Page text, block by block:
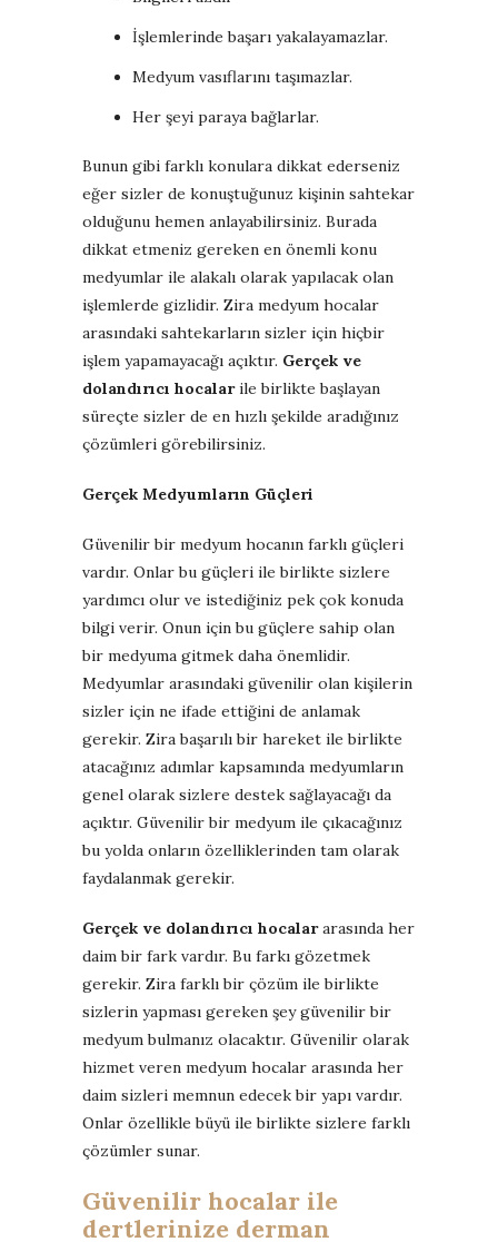
İşlemlerinde başarı yakalayamazlar.
Medyum vasıflarını taşımazlar.
Her şeyi paraya bağlarlar.
Bunun gibi farklı konulara dikkat ederseniz
eğer sizler de konuştuğunuz kişinin sahtekar
olduğunu hemen anlayabilirsiniz. Burada
dikkat etmeniz gereken en önemli konu
medyumlar ile alakalı olarak yapılacak olan
işlemlerde gizlidir. Zira medyum hocalar
arasındaki sahtekarların sizler için hiçbir
işlem yapamayacağı açıktır. Gerçek ve
dolandırıcı hocalarile birlikte başlayan
süreçte sizler de en hızlı şekilde aradığınız
çözümleri görebilirsiniz.
Gerçek Medyumların Güçleri
Güvenilir bir medyum hocanın farklı güçleri
vardır. Onlar bu güçleri ile birlikte sizlere
yardımcı olur ve istediğiniz pek çok konuda
bilgi verir. Onun için bu güçlere sahip olan
bir medyuma gitmek daha önemlidir.
Medyumlar arasındaki güvenilir olan kişilerin
sizler için ne ifade ettiğini de anlamak
gerekir. Zira başarılı bir hareket ile birlikte
atacağınız adımlar kapsamında medyumların
genel olarak sizlere destek sağlayacağı da
açıktır. Güvenilir bir medyum ile çıkacağınız
bu yolda onların özelliklerinden tam olarak
faydalanmak gerekir.
Gerçek ve dolandırıcı hocalararasında her
daim bir fark vardır. Bu farkı gözetmek
gerekir. Zira farklı bir çözüm ile birlikte
sizlerin yapması gereken şey güvenilir bir
medyum bulmanız olacaktır. Güvenilir olarak
hizmet veren medyum hocalar arasında her
daim sizleri memnun edecek bir yapı vardır.
Onlar özellikle büyü ile birlikte sizlere farklı
çözümler sunar.
Güvenilir hocalar ile
dertlerinize derman